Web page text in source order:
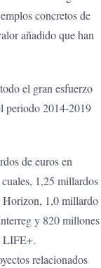
concretos de
añadido que han
el gran esfuerzo
periodo 2014-2019
de euros en
1,25 millardos
Horizon, 1,0 millardo
y 820 millones
LIFE+.
relacionados